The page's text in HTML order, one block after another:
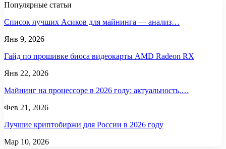
Популярные статьи
Список лучших Асиков для майнинга — анализ…
Янв 9, 2026
Гайд по прошивке биоса видеокарты AMD Radeon RX
Янв 22, 2026
Майнинг на процессоре в 2026 году: актуальность,…
Фев 21, 2026
Лучшие криптобиржи для России в 2026 году
Мар 10, 2026